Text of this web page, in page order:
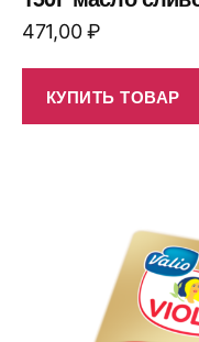
471,00₽
КУПИТЬ ТОВАР